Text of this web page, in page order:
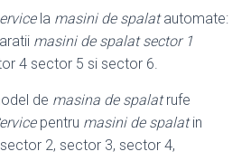
la masini de spalatautomate:
masini de spalat sector 1
4 sector 5 si sector 6.
de masina de spalatrufe
pentru masini de spalatin
2, sector 3, sector 4,